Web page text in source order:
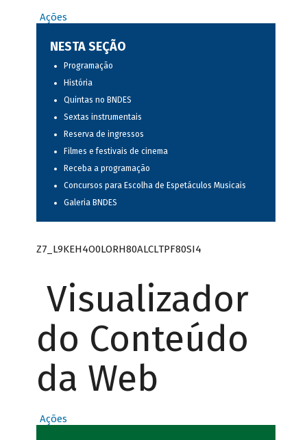
Ações
NESTA SEÇÃO
Programação
História
Quintas no BNDES
Sextas instrumentais
Reserva de ingressos
Filmes e festivais de cinema
Receba a programação
Concursos para Escolha de Espetáculos Musicais
Galeria BNDES
Z7_L9KEH4O0LORH80ALCLTPF80SI4
Visualizador
do Conteúdo
da Web
Ações